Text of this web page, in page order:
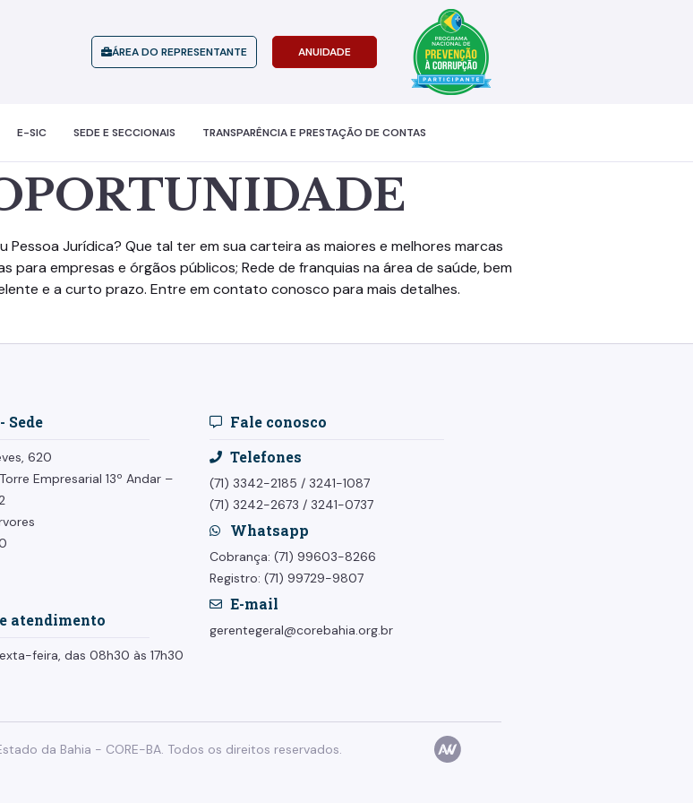
ÁREA DO REPRESENTANTE ANUIDADE
E-SIC SEDE E SECCIONAIS TRANSPARÊNCIA E PRESTAÇÃO DE CONTAS
Jurídica? Que tal ter em sua carteira as maiores e melhores marcas
para empresas e órgãos públicos; Rede de franquias na área de saúde, bem
e a curto prazo. Entre em contato conosco para mais detalhes.
Sede
620
Empresarial 13º Andar –
atendimento
feira, das 08h30 às 17h30
Fale conosco
Telefones
(71) 3342-2185 / 3241-1087
(71) 3242-2673 / 3241-0737
Whatsapp
Cobrança: (71) 99603-8266
Registro: (71) 99729-9807
E-mail
gerentegeral@corebahia.org.br
da Bahia - CORE-BA. Todos os direitos reservados.